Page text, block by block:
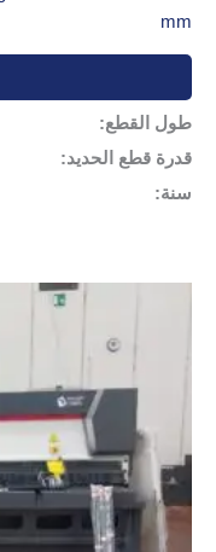
mm
طول القطع:
قدرة قطع الحديد:
سنة: